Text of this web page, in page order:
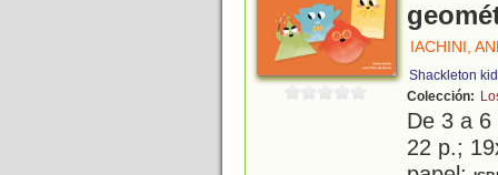
IACHINI,
Shackleton
Colección:
De 3 a
22 p.;